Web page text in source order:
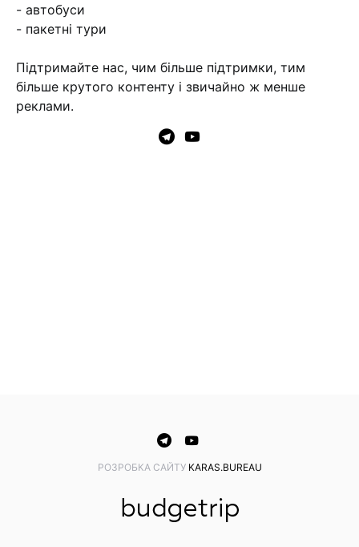
- автобуси
- пакетні тури
Підтримайте нас, чим більше підтримки, тим
більше крутого контенту і звичайно ж менше
реклами.
PОЗРОБКА САЙТУ KARAS.BUREAU